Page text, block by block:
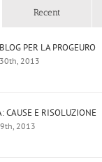
Recent
PER LA PROGEURO
2013
CAUSE E RISOLUZIONE
2013